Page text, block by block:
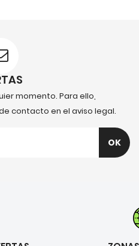
momento. Para ello,
contacto en el aviso legal.